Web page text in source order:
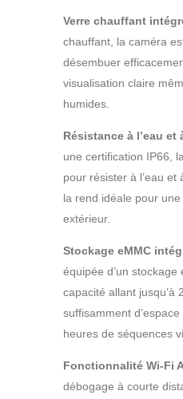
Verre chauffant
chauffant, la caméra
désembuer
visualisation claire
humides.
Résistance à l’eau et
une certification IP66,
pour résister à l’eau
la rend idéale pour
extérieur.
Stockage eMMC
équipée d’un stockage
capacité allant jusqu’à
suffisamment
heures de séquences
Fonctionnalité Wi-Fi
débogage à courte